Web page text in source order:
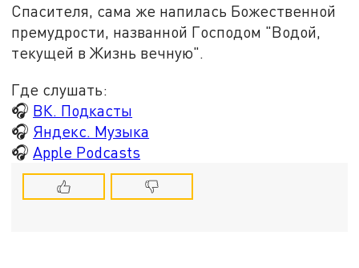
Спасителя, сама же напилась Божественной
премудрости, названной Господом "Водой,
текущей в Жизнь вечную".
Где слушать:
🎧 ВК. Подкасты
🎧 Яндекс. Музыка
🎧 Apple Podcasts